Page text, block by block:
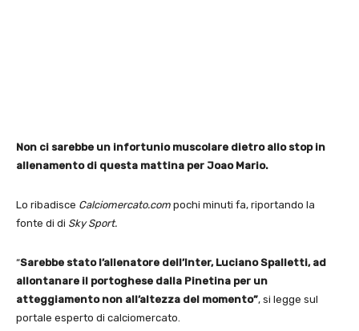
Non ci sarebbe un infortunio muscolare dietro allo stop in
allenamento di questa mattina per Joao Mario.
Lo ribadisce Calciomercato.com pochi minuti fa, riportando la
fonte di di Sky Sport.
“Sarebbe stato l’allenatore dell’Inter, Luciano Spalletti, ad
allontanare il portoghese dalla Pinetina per un
atteggiamento non all’altezza del momento”, si legge sul
portale esperto di calciomercato.